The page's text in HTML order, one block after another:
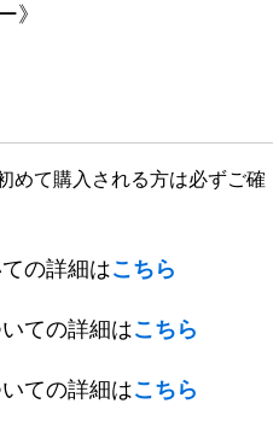
》
めて購入される方は必ずご確
の詳細はこちら
ての詳細はこちら
ての詳細はこちら